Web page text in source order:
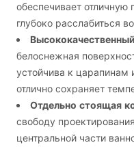
обеспечивает
глубоко расслабиться
белоснежная
устойчива к царапинам
отлично сохраняет
Отдельно стоящая
свободу
центральной части